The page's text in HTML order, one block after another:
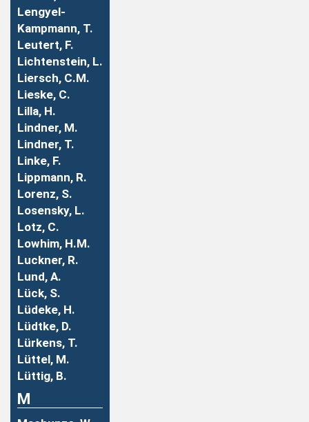
Lengyel-
Kampmann, T.
Leutert, F.
Lichtenstein, L.
Liersch, C.M.
Lieske, C.
Lilla, H.
Lindner, M.
Lindner, T.
Linke, F.
Lippmann, R.
Lorenz, S.
Losensky, L.
Lotz, C.
Lowhim, H.M.
Luckner, R.
Lund, A.
Lück, S.
Lüdeke, H.
Lüdtke, D.
Lürkens, T.
Lüttel, M.
Lüttig, B.
M